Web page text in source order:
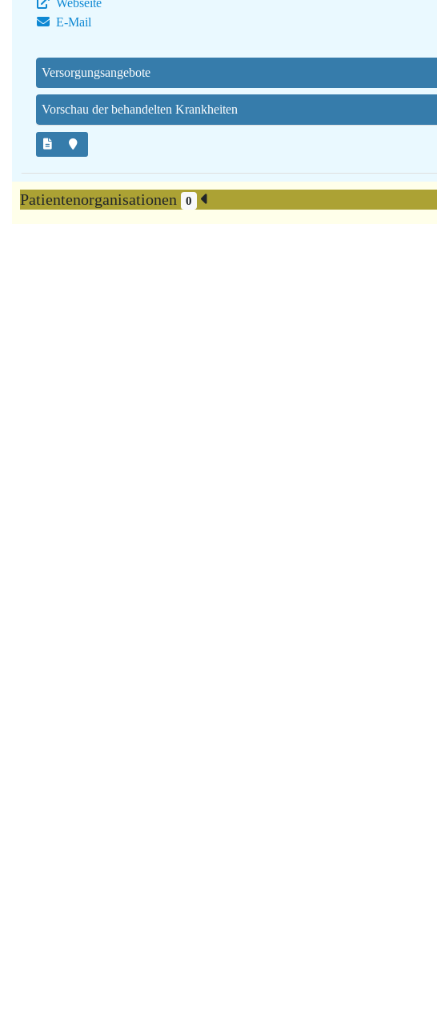
E-Mail
Versorgungsangebote
Vorschau der behandelten Krankheiten
Patientenorganisationen 0